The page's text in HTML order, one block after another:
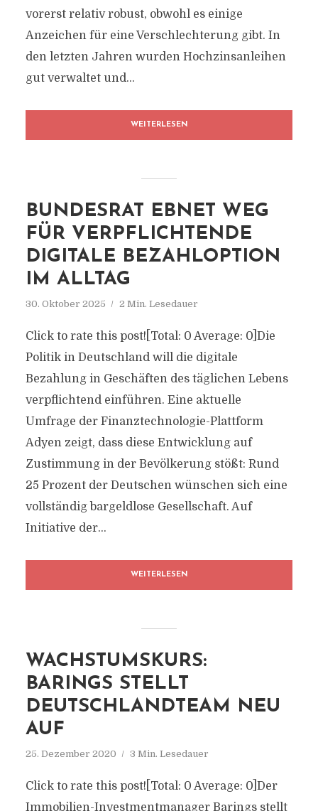
vorerst relativ robust, obwohl es einige
Anzeichen für eine Verschlechterung gibt. In
den letzten Jahren wurden Hochzinsanleihen
gut verwaltet und...
WEITERLESEN
BUNDESRAT EBNET WEG
FÜR VERPFLICHTENDE
DIGITALE BEZAHLOPTION
IM ALLTAG
30. Oktober 2025 2 Min. Lesedauer
Click to rate this post![Total: 0 Average: 0]Die
Politik in Deutschland will die digitale
Bezahlung in Geschäften des täglichen Lebens
verpflichtend einführen. Eine aktuelle
Umfrage der Finanztechnologie-Plattform
Adyen zeigt, dass diese Entwicklung auf
Zustimmung in der Bevölkerung stößt: Rund
25 Prozent der Deutschen wünschen sich eine
vollständig bargeldlose Gesellschaft. Auf
Initiative der...
WEITERLESEN
WACHSTUMSKURS:
BARINGS STELLT
DEUTSCHLANDTEAM NEU
AUF
25. Dezember 2020 3 Min. Lesedauer
Click to rate this post![Total: 0 Average: 0]Der
Immobilien-Investmentmanager Barings stellt